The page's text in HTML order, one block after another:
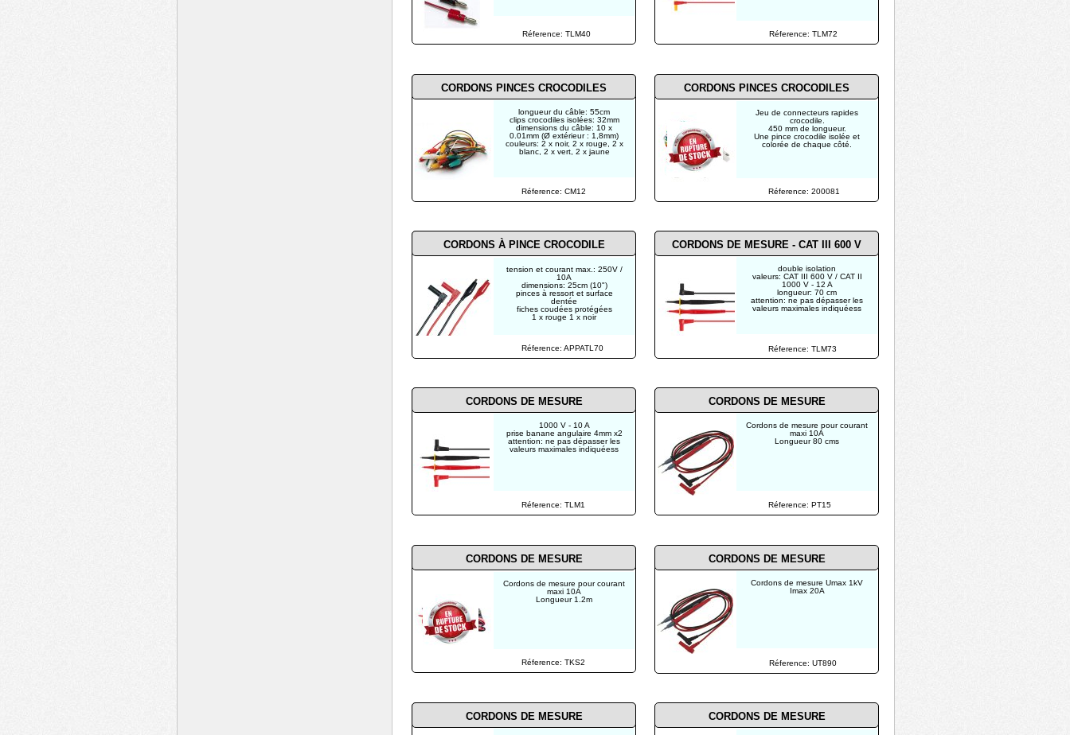
Réference: TLM72
Réference: TLM40
Jeu de connecteurs rapides
crocodile.
450 mm de longueur.
Une pince crocodile isolée et
colorée de chaque côté.
longueur du câble: 55cm
clips crocodiles isolées: 32mm
dimensions du câble: 10 x
0.01mm (Ø extérieur : 1,8mm)
couleurs: 2 x noir, 2 x rouge, 2 x
blanc, 2 x vert, 2 x jaune
CORDONS PINCES CROCODILES
CORDONS PINCES CROCODILES
Réference: CM12 Réference: 200081
CORDONS À PINCE CROCODILE
tension et courant max.: 250V /
10A
dimensions: 25cm (10")
pinces à ressort et surface
dentée
fiches coudées protégées
1 x rouge 1 x noir
Réference: APPATL70
CORDONS DE MESURE - CAT III 600 V
double isolation
valeurs: CAT III 600 V / CAT II
1000 V - 12 A
longueur: 70 cm
attention: ne pas dépasser les
valeurs maximales indiquéess
Réference: TLM73
Réference: TLM1
1000 V - 10 A
prise banane angulaire 4mm x2
attention: ne pas dépasser les
valeurs maximales indiquéess
CORDONS DE MESURE
Réference: TKS2
Réference: PT15
Cordons de mesure pour courant
maxi 10A
Longueur 1.2m
Cordons de mesure pour courant
maxi 10A
Longueur 80 cms
CORDONS DE MESURE
CORDONS DE MESURE
CORDONS DE MESURE
CORDONS DE MESURE CORDONS DE MESURE
Cordons de mesure Umax 1kV
Imax 20A
Réference: UT890